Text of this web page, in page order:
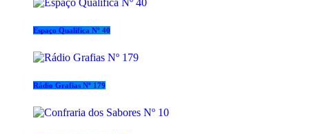
Espaço Qualifica Nº 40
Rádio Grafias Nº 179